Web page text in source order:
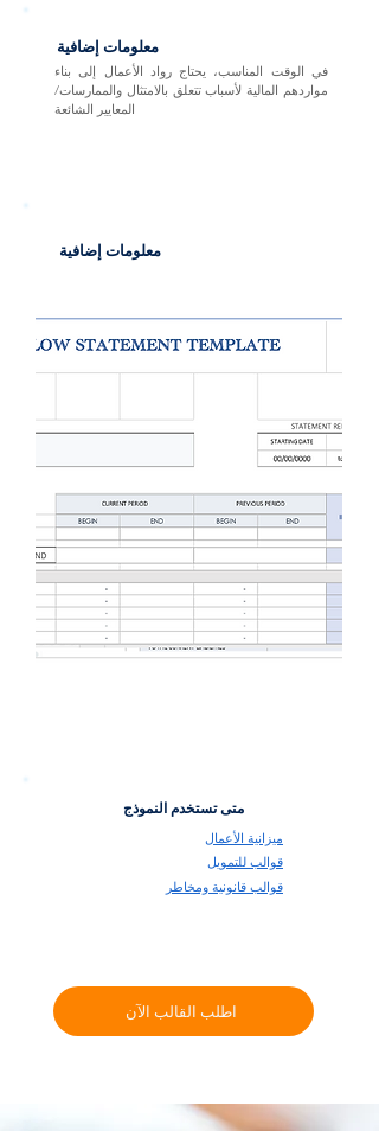
معلومات إضافية
في الوقت المناسب، يحتاج رواد الأعمال إلى بناء
مواردهم المالية لأسباب تتعلق بالامتثال والممارسات/
المعايير الشائعة
معلومات إضافية
متى تستخدم النموذج
ميزانية الأعمال
قوالب للتمويل
قوالب قانونية ومخاطر
اطلب القالب الآن